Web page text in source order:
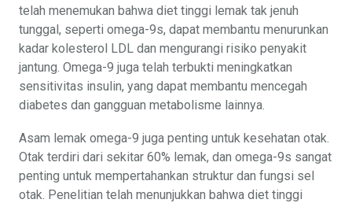
telah menemukan bahwa diet tinggi lemak tak jenuh
tunggal, seperti omega-9s, dapat membantu menurunkan
kadar kolesterol LDL dan mengurangi risiko penyakit
jantung. Omega-9 juga telah terbukti meningkatkan
sensitivitas insulin, yang dapat membantu mencegah
diabetes dan gangguan metabolisme lainnya.
Asam lemak omega-9 juga penting untuk kesehatan otak.
Otak terdiri dari sekitar 60% lemak, dan omega-9s sangat
penting untuk mempertahankan struktur dan fungsi sel
otak. Penelitian telah menunjukkan bahwa diet tinggi